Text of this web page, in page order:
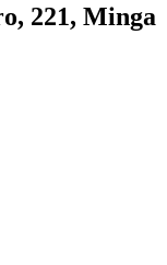
221, Minga